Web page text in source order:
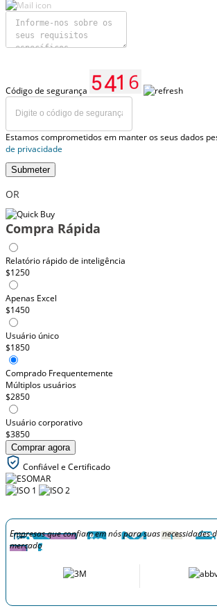
Código de segurança
Estamos comprometidos em manter os seus dados
de privacidade
Submeter
OR
Compra Rápida
Relatório rápido de inteligência
$1250
Apenas Excel
$1450
Usuário único
$1850
Comprado Frequentemente
Múltiplos usuários
$2850
Usuário corporativo
$3850
Comprar agora
Confiável e Certificado
Empresas que confiam em nós para suas necessidades
mercado